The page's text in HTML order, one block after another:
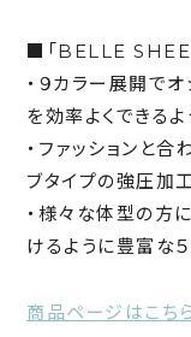
■「BELLE
・９カラー展開で
を効率よくできるよ
・ファッションと合
ブタイプの強圧加
・様々な体型の方
けるように豊富な
商品ページはこち